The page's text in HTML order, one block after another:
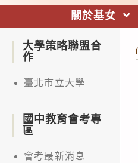
關於基女
大學策略聯盟合
作
臺北市立大學
國中教育會考專
區
會考最新消息